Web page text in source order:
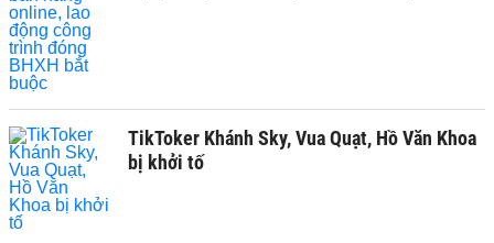
TikToker Khánh Sky, Vua Quạt, Hồ Văn Khoa
bị khởi tố